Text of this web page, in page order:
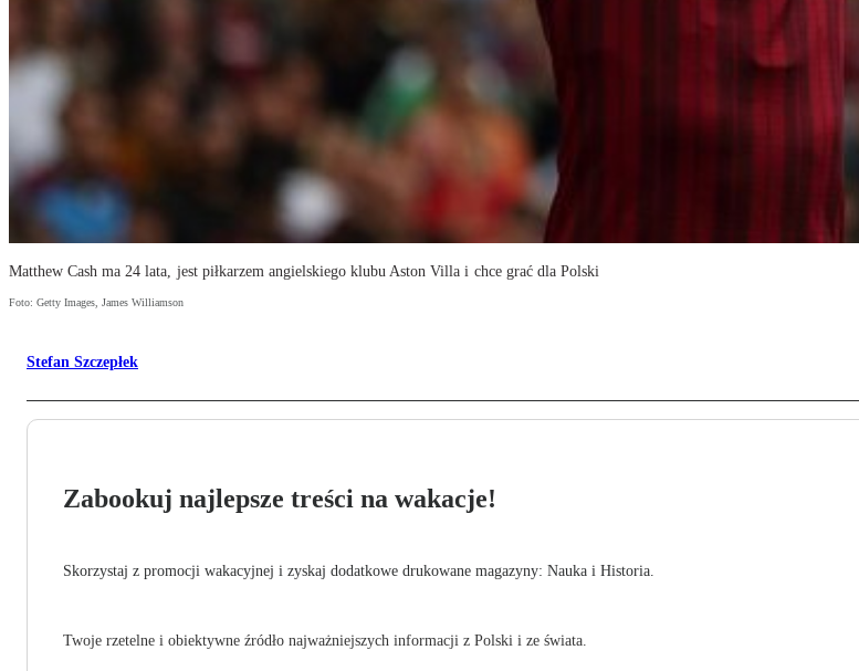
Matthew Cash ma 24 lata, jest piłkarzem angielskiego klubu Aston Villa i chce grać dla Polski
Foto: Getty Images, James Williamson
Stefan Szczepłek
Zabookuj najlepsze treści na wakacje!
Skorzystaj z promocji wakacyjnej i zyskaj dodatkowe drukowane magazyny: Nauka i Historia.
Twoje rzetelne i obiektywne źródło najważniejszych informacji z Polski i ze świata.